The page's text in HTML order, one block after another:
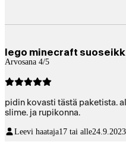
lego minecraft
Arvosana 4/5
pidin kovasti tästä paketista. alex
slime. ja rupikonna.
Leevi haataja17 tai alle24.9.2023